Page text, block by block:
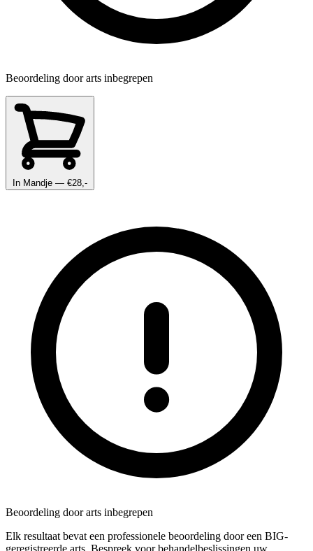
Beoordeling door arts inbegrepen
In Mandje — €28,-
Beoordeling door arts inbegrepen
Elk resultaat bevat een professionele beoordeling door een BIG-
geregistreerde arts. Bespreek voor behandelbeslissingen uw